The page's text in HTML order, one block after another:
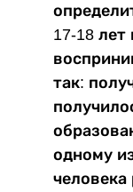
17-18
так:
одному